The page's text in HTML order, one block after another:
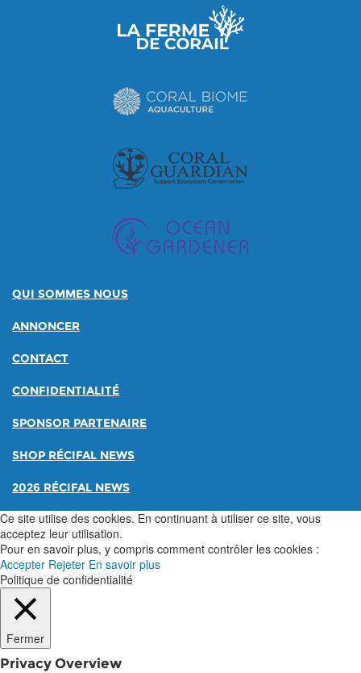
QUI SOMMES NOUS
ANNONCER
CONTACT
CONFIDENTIALITÉ
SPONSOR PARTENAIRE
SHOP RÉCIFAL NEWS
2026 RÉCIFAL NEWS
Ce site utilise des cookies. En continuant à utiliser ce site, vous
acceptez leur utilisation.
Pour en savoir plus, y compris comment contrôler les cookies :
Accepter Rejeter En savoir plus
Politique de confidentialité
Fermer
Privacy Overview